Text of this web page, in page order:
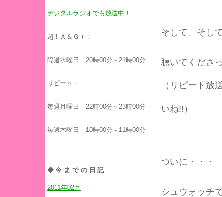
デジタルラジオでも放送中！
超！Ａ＆Ｇ＋：
隔週水曜日 20時00分～21時00分
リピート：
毎週月曜日 22時00分～23時00分
毎週木曜日 10時00分～11時00分
◆今までの日記
2011年02月
そして、そし
聴いてくださ
（リピート放
いね!!）
ついに・・・
シュウォッチ